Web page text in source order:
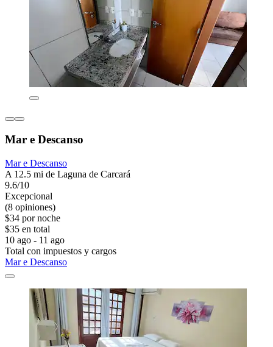
Mar e Descanso
Mar e Descanso
A 12.5 mi de Laguna de Carcará
9.6/10
Excepcional
(8 opiniones)
$34 por noche
$35 en total
10 ago - 11 ago
Total con impuestos y cargos
Mar e Descanso